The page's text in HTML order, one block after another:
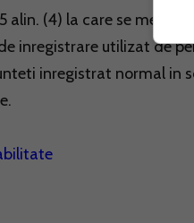
alin. (4) la care se
inregistrare utilizat de
inregistrat normal in